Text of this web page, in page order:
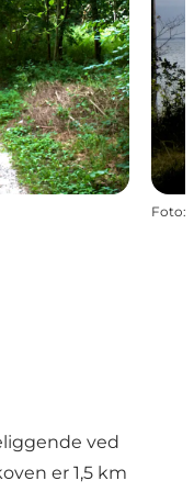
Foto:
ved
er 1,5 km